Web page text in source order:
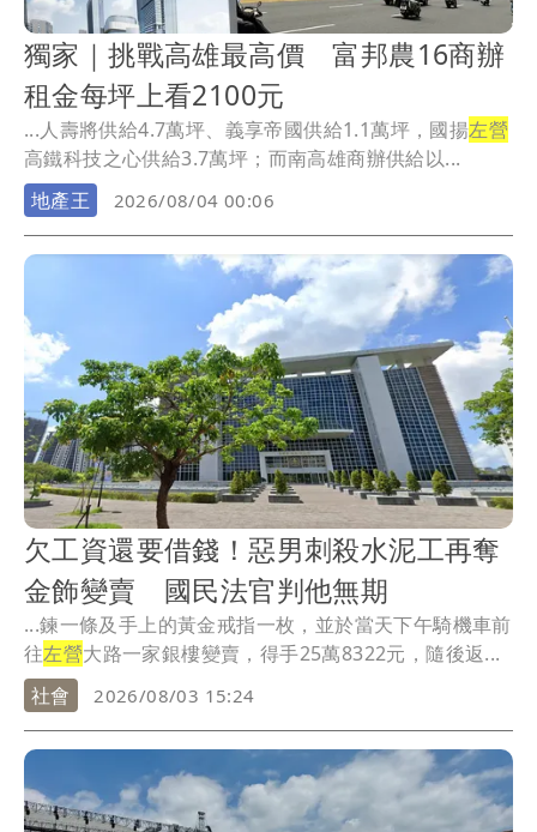
獨家｜挑戰高雄最高價 富邦農16商辦
租金每坪上看2100元
...人壽將供給4.7萬坪、義享帝國供給1.1萬坪，國揚左營
高鐵科技之心供給3.7萬坪；而南高雄商辦供給以...
地產王
2026/08/04 00:06
欠工資還要借錢！惡男刺殺水泥工再奪
金飾變賣 國民法官判他無期
...鍊一條及手上的黃金戒指一枚，並於當天下午騎機車前
往左營大路一家銀樓變賣，得手25萬8322元，隨後返...
社會
2026/08/03 15:24